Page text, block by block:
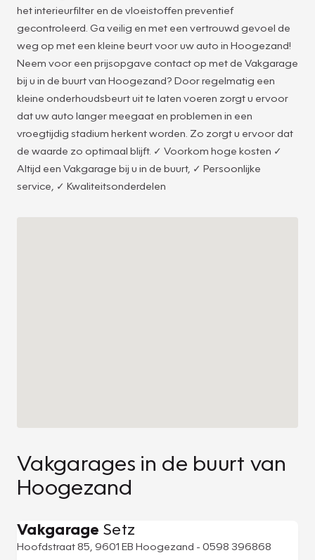
het interieurfilter en de vloeistoffen preventief
gecontroleerd. Ga veilig en met een vertrouwd gevoel de
weg op met een kleine beurt voor uw auto in Hoogezand!
Neem voor een prijsopgave contact op met de Vakgarage
bij u in de buurt van Hoogezand? Door regelmatig een
kleine onderhoudsbeurt uit te laten voeren zorgt u ervoor
dat uw auto langer meegaat en problemen in een
vroegtijdig stadium herkent worden. Zo zorgt u ervoor dat
de waarde zo optimaal blijft. ✓ Voorkom hoge kosten ✓
Altijd een Vakgarage bij u in de buurt, ✓ Persoonlijke
service, ✓ Kwaliteitsonderdelen
11
Vakgarages in de buurt van
Hoogezand
Vakgarage Setz
Hoofdstraat 85, 9601 EB Hoogezand - 0598 396868